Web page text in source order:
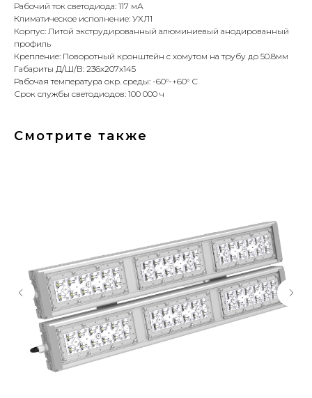
Рабочий ток светодиода: 117 мА
Климатическое исполнение: УХЛ1
Корпус: Литой экструдированный алюминиевый анодированный
профиль
Крепление: Поворотный кронштейн с хомутом на трубу до 50.8мм
Габариты Д/Ш/В: 236х207х145
Рабочая температура окр. среды: -60°-+60° С
Срок службы светодиодов: 100 000 ч
Смотрите также